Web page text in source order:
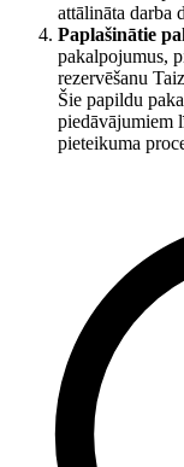
attālināta darba
Paplašinātie
pakalpojumus,
rezervēšanu
Šie papildu
piedāvājumiem
pieteikuma